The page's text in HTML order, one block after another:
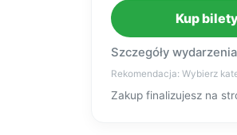
Kup
Szczegóły wydarzenia
Rekomendacja: Wybierz
Zakup finalizujesz na